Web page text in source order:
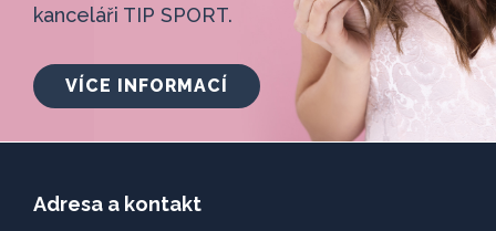
kanceláři TIP SPORT.
VÍCE INFORMACÍ
Adresa a kontakt